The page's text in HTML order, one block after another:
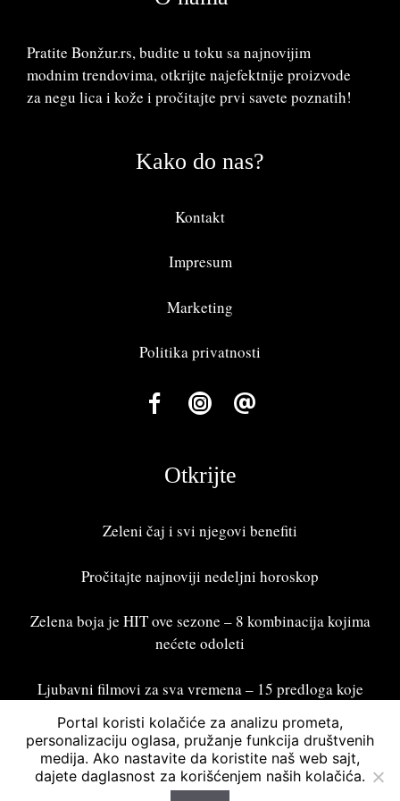
Pratite Bonžur.rs, budite u toku sa najnovijim
modnim trendovima, otkrijte najefektnije proizvode
za negu lica i kože i pročitajte prvi savete poznatih!
Kako do nas?
Kontakt
Impresum
Marketing
Politika privatnosti
Otkrijte
Zeleni čaj i svi njegovi benefiti
Pročitajte najnoviji nedeljni horoskop
Zelena boja je HIT ove sezone – 8 kombinacija kojima
nećete odoleti
Ljubavni filmovi za sva vremena – 15 predloga koje
Bonžur 2026 © Sva prava zadržana. Powered by Asymmetric
Portal koristi kolačiće za analizu prometa,
personalizaciju oglasa, pružanje funkcija društvenih
medija. Ako nastavite da koristite naš web sajt,
dajete daglasnost za korišćenjem naših kolačića.